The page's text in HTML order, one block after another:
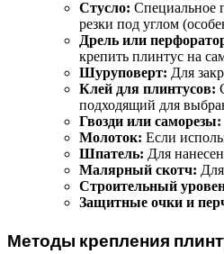
Стусло: Специальное
резки под углом
Дрель или
крепить плинтус на
Шуруповерт: Для
Клей для плинтусов:
подходящий для
Гвозди или саморезы:
Молоток: Если
Шпатель: Для
Малярный скотч:
Строительный
Защитные очки и
Методы крепления